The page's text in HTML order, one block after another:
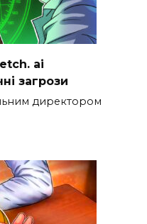
ai
загрози
директором